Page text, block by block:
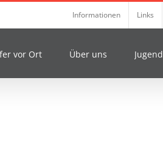
Informationen Links
vor Ort Über uns Jugend